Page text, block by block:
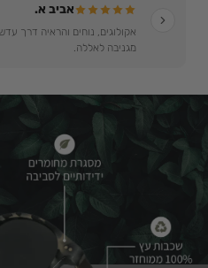
אביב א.
אקולוגים, נוחים והראיה דרך
מגניבה לאללה.